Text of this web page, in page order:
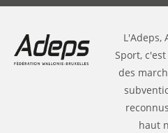
L'Adeps,
Sport,
des
haut